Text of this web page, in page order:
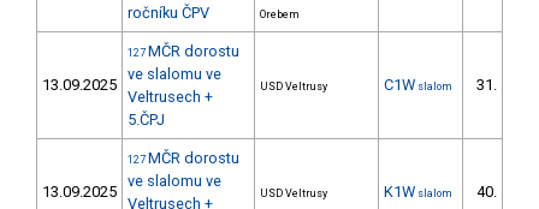
ročníku ČPV Orebem
13.09.2025
127 MČR dorostu
ve slalomu ve
Veltrusech +
5.ČPJ
USD Veltrusy C1W slalom 31.
13.09.2025
127 MČR dorostu
ve slalomu ve
Veltrusech +
USD Veltrusy K1W slalom 40.